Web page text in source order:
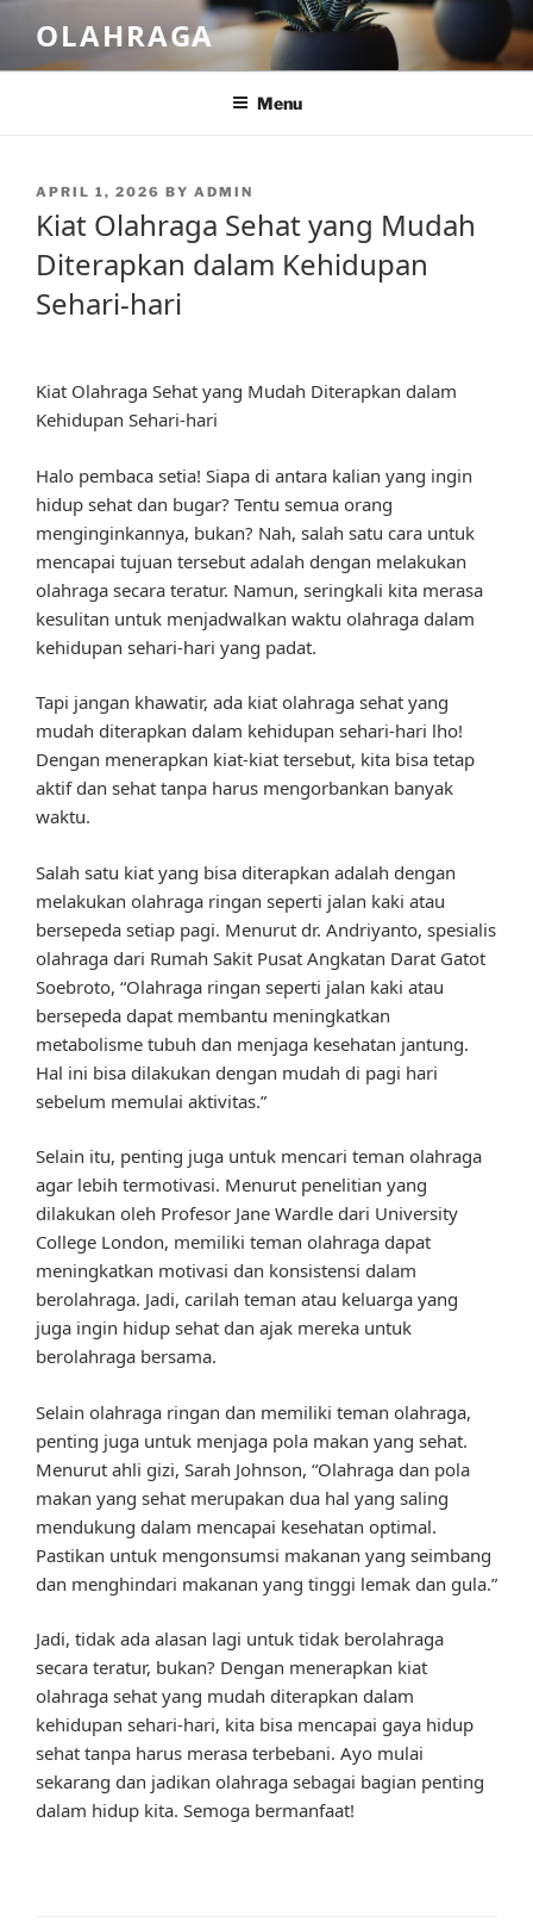
content
OLAHRAGA
Menu
POSTED
ON
APRIL 1, 2026 BY ADMIN
Kiat Olahraga Sehat yang Mudah
Diterapkan dalam Kehidupan
Sehari-hari
Kiat Olahraga Sehat yang Mudah Diterapkan dalam
Kehidupan Sehari-hari
Halo pembaca setia! Siapa di antara kalian yang ingin
hidup sehat dan bugar? Tentu semua orang
menginginkannya, bukan? Nah, salah satu cara untuk
mencapai tujuan tersebut adalah dengan melakukan
olahraga secara teratur. Namun, seringkali kita merasa
kesulitan untuk menjadwalkan waktu olahraga dalam
kehidupan sehari-hari yang padat.
Tapi jangan khawatir, ada kiat olahraga sehat yang
mudah diterapkan dalam kehidupan sehari-hari lho!
Dengan menerapkan kiat-kiat tersebut, kita bisa tetap
aktif dan sehat tanpa harus mengorbankan banyak
waktu.
Salah satu kiat yang bisa diterapkan adalah dengan
melakukan olahraga ringan seperti jalan kaki atau
bersepeda setiap pagi. Menurut dr. Andriyanto, spesialis
olahraga dari Rumah Sakit Pusat Angkatan Darat Gatot
Soebroto, “Olahraga ringan seperti jalan kaki atau
bersepeda dapat membantu meningkatkan
metabolisme tubuh dan menjaga kesehatan jantung.
Hal ini bisa dilakukan dengan mudah di pagi hari
sebelum memulai aktivitas.”
Selain itu, penting juga untuk mencari teman olahraga
agar lebih termotivasi. Menurut penelitian yang
dilakukan oleh Profesor Jane Wardle dari University
College London, memiliki teman olahraga dapat
meningkatkan motivasi dan konsistensi dalam
berolahraga. Jadi, carilah teman atau keluarga yang
juga ingin hidup sehat dan ajak mereka untuk
berolahraga bersama.
Selain olahraga ringan dan memiliki teman olahraga,
penting juga untuk menjaga pola makan yang sehat.
Menurut ahli gizi, Sarah Johnson, “Olahraga dan pola
makan yang sehat merupakan dua hal yang saling
mendukung dalam mencapai kesehatan optimal.
Pastikan untuk mengonsumsi makanan yang seimbang
dan menghindari makanan yang tinggi lemak dan gula.”
Jadi, tidak ada alasan lagi untuk tidak berolahraga
secara teratur, bukan? Dengan menerapkan kiat
olahraga sehat yang mudah diterapkan dalam
kehidupan sehari-hari, kita bisa mencapai gaya hidup
sehat tanpa harus merasa terbebani. Ayo mulai
sekarang dan jadikan olahraga sebagai bagian penting
dalam hidup kita. Semoga bermanfaat!